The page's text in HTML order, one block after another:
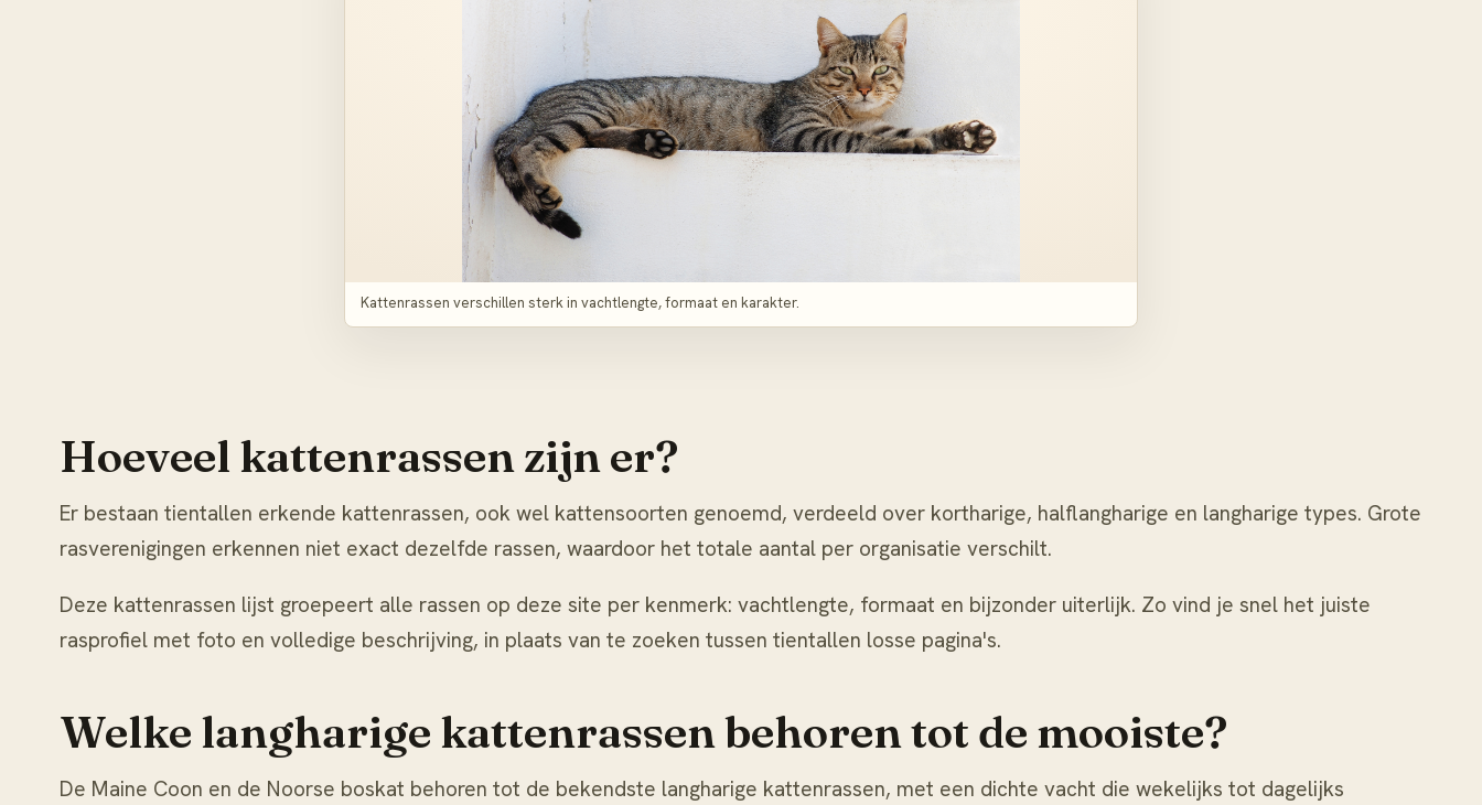
Kattenrassen verschillen sterk in vachtlengte, formaat en karakter.
Hoeveel kattenrassen zijn er?
Er bestaan tientallen erkende kattenrassen, ook wel kattensoorten genoemd, verdeeld over kortharige, halflangharige en langharige types. Grote
rasverenigingen erkennen niet exact dezelfde rassen, waardoor het totale aantal per organisatie verschilt.
Deze kattenrassen lijst groepeert alle rassen op deze site per kenmerk: vachtlengte, formaat en bijzonder uiterlijk. Zo vind je snel het juiste
rasprofiel met foto en volledige beschrijving, in plaats van te zoeken tussen tientallen losse pagina's.
Welke langharige kattenrassen behoren tot de mooiste?
De Maine Coon en de Noorse boskat behoren tot de bekendste langharige kattenrassen, met een dichte vacht die wekelijks tot dagelijks